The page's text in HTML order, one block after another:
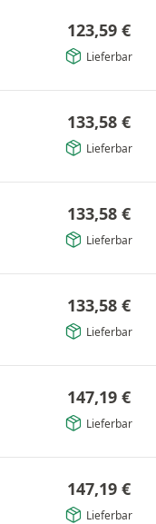
123,59 €
Lieferbar
133,58 €
Lieferbar
133,58 €
Lieferbar
133,58 €
Lieferbar
147,19 €
Lieferbar
147,19 €
Lieferbar